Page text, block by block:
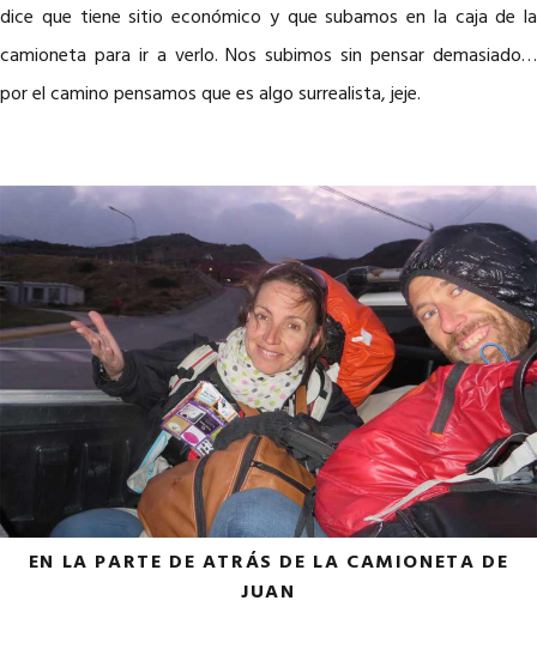
dice que tiene sitio económico y que subamos en la caja de la
camioneta para ir a verlo. Nos subimos sin pensar demasiado…
por el camino pensamos que es algo surrealista, jeje.
EN LA PARTE DE ATRÁS DE LA CAMIONETA DE
JUAN